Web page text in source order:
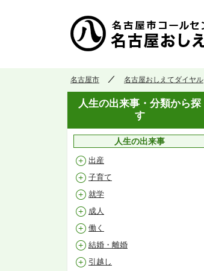
名古屋市 名古屋おしえてダイヤル
人生の出来事・分類から探
す
人生の出来事
出産
子育て
就学
成人
働く
結婚・離婚
引越し